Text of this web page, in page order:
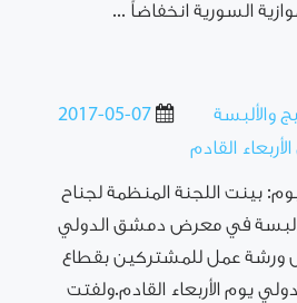
السورية انخفاضاً ...
2017-05-07
والألبسة
القادم
بينت اللجنة المنظمة لجناح
في معرض دمشق الدولي
ورشة عمل للمشتركين بقطاع
يوم الأربعاء القادم.ولفتت